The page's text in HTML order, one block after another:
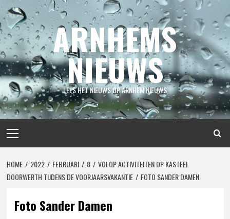
Spring
naar
inhoud
ARNHEMS
NIEUWS
LEES HET NIEUWS OP ARNHEM NIEUWS
menu
HOME 2022 FEBRUARI 8
VOLOP ACTIVITEITEN OP KASTEEL
DOORWERTH TIJDENS DE VOORJAARSVAKANTIE
FOTO SANDER DAMEN
Foto Sander Damen